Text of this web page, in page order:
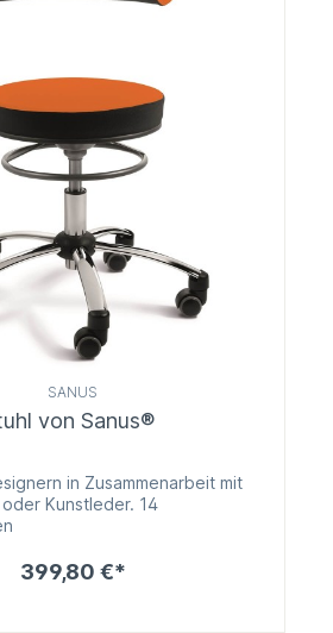
SANUS
von Sanus®
in Zusammenarbeit mit
Kunstleder. 14
399,80 €*